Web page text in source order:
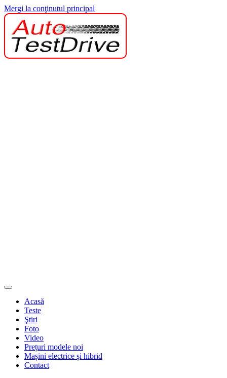
Mergi la conţinutul principal
Acasă
Teste
Ştiri
Foto
Video
Prețuri modele noi
Mașini electrice și hibrid
Contact